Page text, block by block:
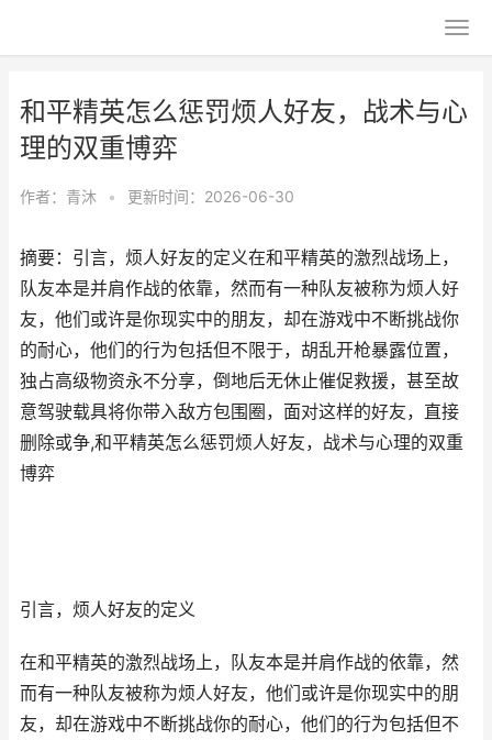
和平精英怎么惩罚烦人好友，战术与心
理的双重博弈
作者： 青沐 • 更新时间：2026-06-30
摘要：引言，烦人好友的定义在和平精英的激烈战场上，
队友本是并肩作战的依靠，然而有一种队友被称为烦人好
友，他们或许是你现实中的朋友，却在游戏中不断挑战你
的耐心，他们的行为包括但不限于，胡乱开枪暴露位置，
独占高级物资永不分享，倒地后无休止催促救援，甚至故
意驾驶载具将你带入敌方包围圈，面对这样的好友，直接
删除或争,和平精英怎么惩罚烦人好友，战术与心理的双重
博弈
引言，烦人好友的定义
在和平精英的激烈战场上，队友本是并肩作战的依靠，然
而有一种队友被称为烦人好友，他们或许是你现实中的朋
友，却在游戏中不断挑战你的耐心，他们的行为包括但不